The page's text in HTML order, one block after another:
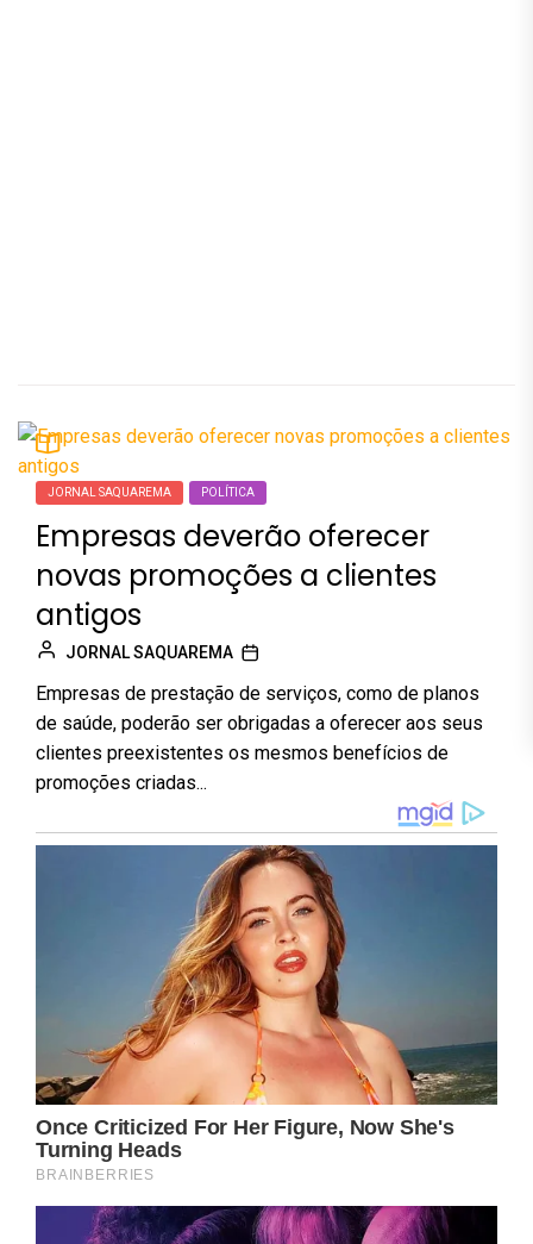
JORNAL SAQUAREMA POLÍTICA
Empresas deverão oferecer
novas promoções a clientes
antigos
JORNAL SAQUAREMA
Empresas de prestação de serviços, como de planos
de saúde, poderão ser obrigadas a oferecer aos seus
clientes preexistentes os mesmos benefícios de
promoções criadas...